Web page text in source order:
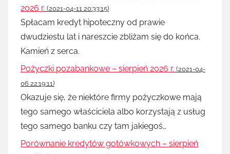
2026 r. (2021-04-11 20:33:15)
Spłacam kredyt hipoteczny od prawie
dwudziestu lat i nareszcie zbliżam się do końca.
Kamień z serca.
Pożyczki pozabankowe – sierpień 2026 r. (2021-04-
06 22:19:11)
Okazuje się, że niektóre firmy pożyczkowe mają
tego samego właściciela albo korzystają z usług
tego samego banku czy tam jakiegoś…
Porównanie kredytów gotówkowych – sierpień